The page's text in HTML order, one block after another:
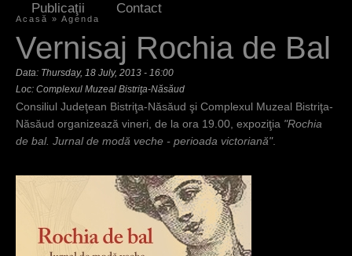
Publicaţii
Contact
Y
o
u
a
r
e
Acasă » Agenda
Vernisaj Rochia de Bal
Data: Thursday, 18 July, 2013 - 16:00
Loc: Complexul Muzeal Bistriţa-Năsăud
Consiliul Judeţean Bistriţa-Năsăud şi Complexul Muzeal Bistriţa-
Năsăud organizează vineri, de la ora 19.00, expoziţia "Rochia
de bal. Jurnal de modă veche - perioada victoriană".